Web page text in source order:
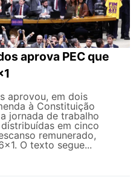
aprova PEC que
aprovou, em dois
à Constituição
jornada de trabalho
em cinco
remunerado,
O texto segue...